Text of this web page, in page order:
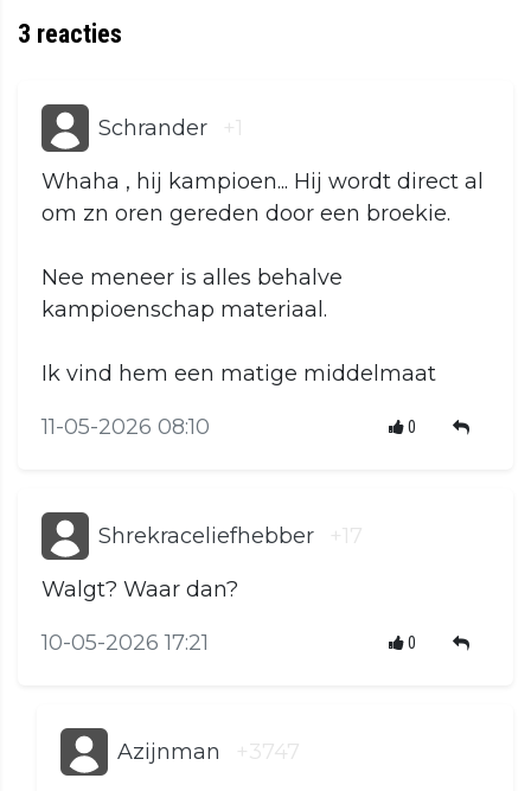
3 reacties
Schrander +1
Whaha , hij kampioen... Hij wordt direct al
om zn oren gereden door een broekie.
Nee meneer is alles behalve
kampioenschap materiaal.
Ik vind hem een matige middelmaat
11-05-2026 08:10 0
Shrekraceliefhebber +17
Walgt? Waar dan?
10-05-2026 17:21 0
Azijnman +3747